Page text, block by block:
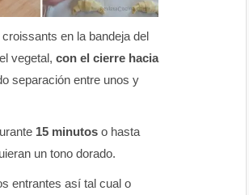
en la bandeja del
vegetal,con el cierre hacia
separación entre unos y
15 minutos o hasta
un tono dorado.
entrantes así tal cual o